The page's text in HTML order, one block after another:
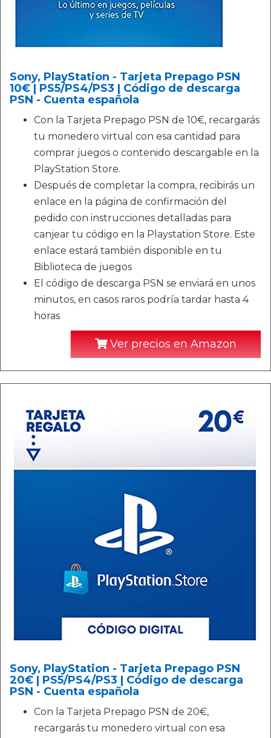
Sony, PlayStation - Tarjeta Prepago PSN
10€ | PS5/PS4/PS3 | Código de descarga
PSN - Cuenta española
Con la Tarjeta Prepago PSN de 10€, recargarás
tu monedero virtual con esa cantidad para
comprar juegos o contenido descargable en la
PlayStation Store.
Después de completar la compra, recibirás un
enlace en la página de confirmación del
pedido con instrucciones detalladas para
canjear tu código en la Playstation Store. Este
enlace estará también disponible en tu
Biblioteca de juegos
El código de descarga PSN se enviará en unos
minutos, en casos raros podría tardar hasta 4
horas
Ver precios en Amazon
Sony, PlayStation - Tarjeta Prepago PSN
20€ | PS5/PS4/PS3 | Código de descarga
PSN - Cuenta española
Con la Tarjeta Prepago PSN de 20€,
recargarás tu monedero virtual con esa